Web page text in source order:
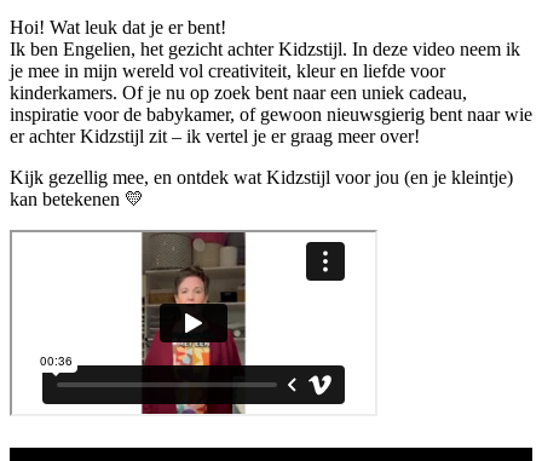
Hoi! Wat leuk dat je er bent!
Ik ben Engelien, het gezicht achter Kidzstijl. In deze video neem ik
je mee in mijn wereld vol creativiteit, kleur en liefde voor
kinderkamers. Of je nu op zoek bent naar een uniek cadeau,
inspiratie voor de babykamer, of gewoon nieuwsgierig bent naar wie
er achter Kidzstijl zit – ik vertel je er graag meer over!
Kijk gezellig mee, en ontdek wat Kidzstijl voor jou (en je kleintje)
kan betekenen 💛